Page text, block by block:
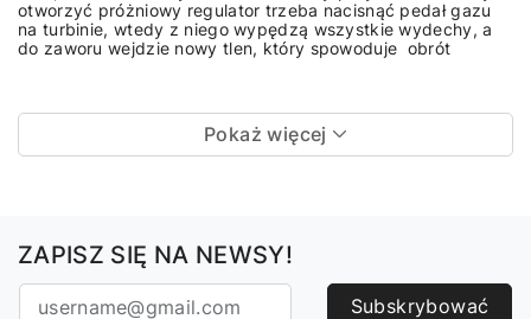
otworzyć próżniowy regulator trzeba nacisnąć pedał gazu
na turbinie, wtedy z niego wypędzą wszystkie wydechy, a
do zaworu wejdzie nowy tlen, który spowoduje obrót
Pokaż więcej
ZAPISZ SIĘ NA NEWSY!
Subskrybować